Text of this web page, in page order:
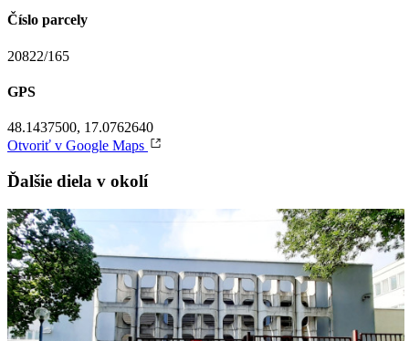
Číslo parcely
20822/165
GPS
48.1437500, 17.0762640
Otvoriť v Google Maps
Ďalšie diela v okolí